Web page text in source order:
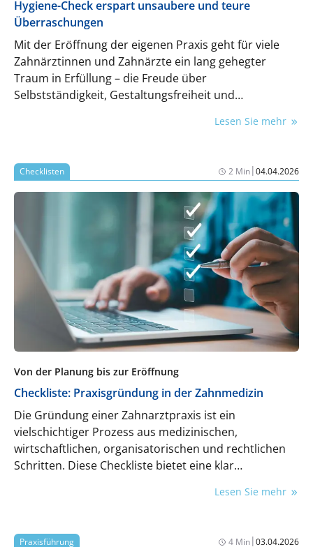
Hygiene-Check erspart unsaubere und teure
Überraschungen
Mit der Eröffnung der eigenen Praxis geht für viele
Zahnärztinnen und Zahnärzte ein lang gehegter
Traum in Erfüllung – die Freude über
Selbstständigkeit, Gestaltungsfreiheit und
der Euphorie des Neuanfangs gilt es, aufmerksam zu
sollte nicht nur Chancen, sondern auch Risiken im
Blick behalten.
Lesen Sie mehr
Checklisten 2 Min|04.04.2026
Von der Planung bis zur Eröffnung
Checkliste: Praxisgründung in der Zahnmedizin
Die Gründung einer Zahnarztpraxis ist ein
vielschichtiger Prozess aus medizinischen,
wirtschaftlichen, organisatorischen und rechtlichen
Schritten. Diese Checkliste bietet eine klar
Lesen Sie mehr
Praxisführung 4 Min|03.04.2026